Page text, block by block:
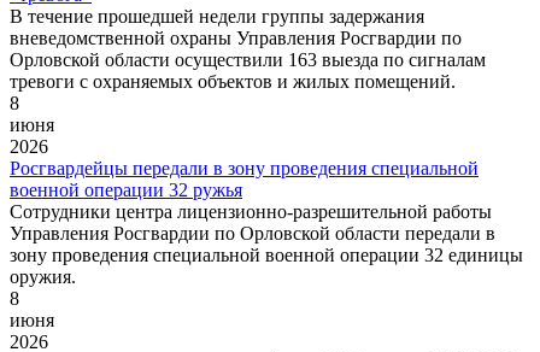
В течение прошедшей недели группы задержания
вневедомственной охраны Управления Росгвардии по
Орловской области осуществили 163 выезда по сигналам
тревоги с охраняемых объектов и жилых помещений.
8
июня
2026
Росгвардейцы передали в зону проведения специальной
военной операции 32 ружья
Сотрудники центра лицензионно-разрешительной работы
Управления Росгвардии по Орловской области передали в
зону проведения специальной военной операции 32 единицы
оружия.
8
июня
2026